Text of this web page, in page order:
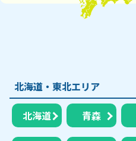
北海道・東北エリア
北海道 青森